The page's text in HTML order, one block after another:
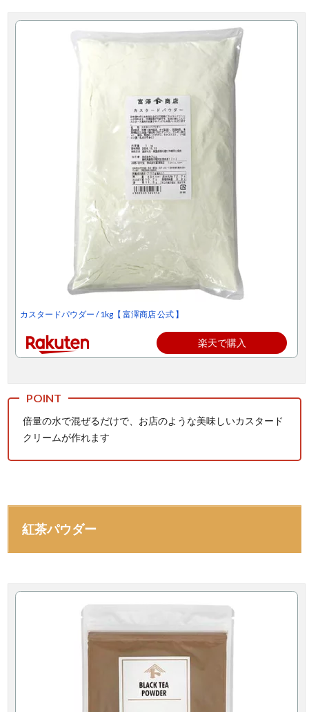
カスタードパウダー / 1kg【 富澤商店 公式 】
楽天で購入
倍量の水で混ぜるだけで、お店のような美味しいカスタード
クリームが作れます
紅茶パウダー